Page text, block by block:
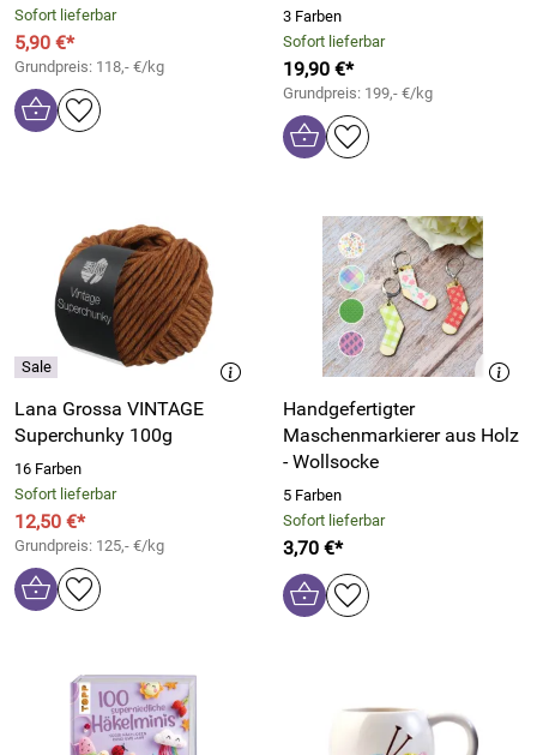
Sofort lieferbar
5,90 €*
Grundpreis: 118,- €/kg
3 Farben
Sofort lieferbar
19,90 €*
Grundpreis: 199,- €/kg
Lana Grossa VINTAGE
Superchunky 100g
16 Farben
Sofort lieferbar
12,50 €*
Grundpreis: 125,- €/kg
Handgefertigter
Maschenmarkierer aus Holz
- Wollsocke
5 Farben
Sofort lieferbar
3,70 €*